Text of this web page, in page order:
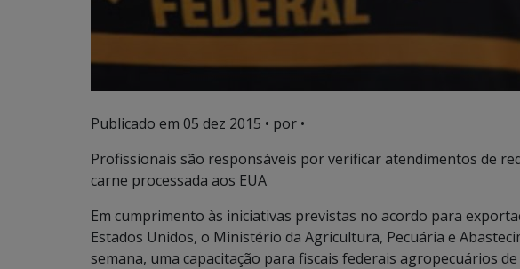
Publicado em 05 dez 2015 • por •
Profissionais são responsáveis por verificar atendimentos de
carne processada aos EUA
Em cumprimento às iniciativas previstas no acordo para
Estados Unidos, o Ministério da Agricultura, Pecuária e
semana, uma capacitação para fiscais federais agropecuários